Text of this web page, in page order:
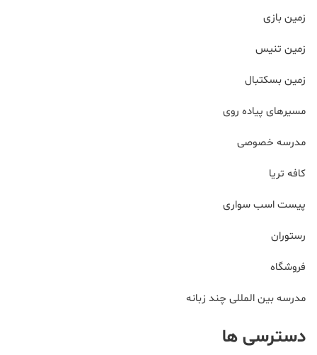
زمین بازی
زمین تنیس
زمین بسکتبال
مسیرهای پیاده روی
مدرسه خصوصی
کافه تریا
پیست اسب سواری
رستوران
فروشگاه
مدرسه بین المللی چند زبانه
دسترسی ها